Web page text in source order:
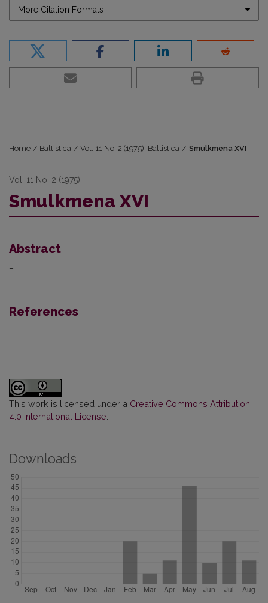
More Citation Formats
Home / Baltistica / Vol. 11 No. 2 (1975): Baltistica / Smulkmena XVI
Vol. 11 No. 2 (1975)
Smulkmena XVI
Abstract
–
References
This work is licensed under a Creative Commons Attribution
4.0 International License
Downloads